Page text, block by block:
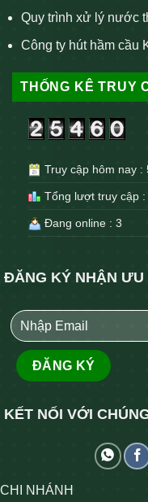
Quy trình xử lý nước
Công ty hút hầm cầu
THỐNG KÊ TRUY
Truy cập hôm nay :
Tổng lượt truy cập :
Đang online : 3
ĐĂNG KÝ NHẬN
KẾT NỐI VỚI
CHI NHÁNH